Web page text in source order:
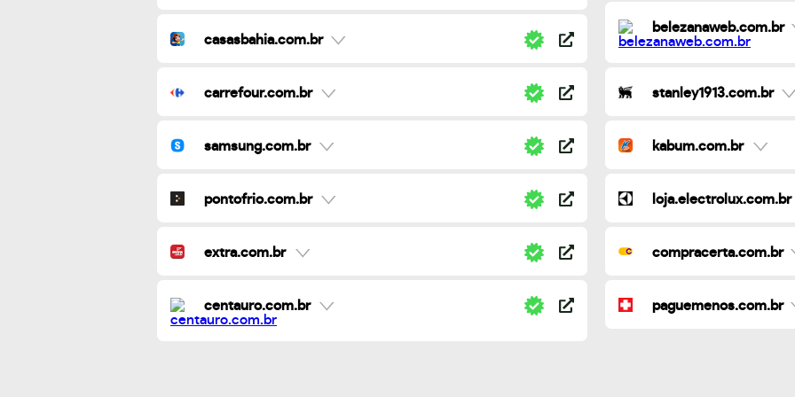
casasbahia.com.br
carrefour.com.br
samsung.com.br
pontofrio.com.br
extra.com.br
centauro.com.br
belezanaweb.com.br
stanley1913.com.br
kabum.com.br
loja.electrolux.com.br
compracerta.com.br
paguemenos.com.br